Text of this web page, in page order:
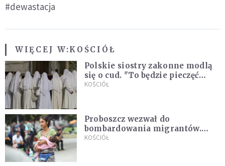
#dewastacja
WIĘCEJ W:KOŚCIÓŁ
Polskie siostry zakonne modlą
się o cud. "To będzie pieczęć
Pana Boga dla naszej wiary"
KOŚCIÓŁ
Proboszcz wezwał do
bombardowania migrantów.
"Masowy ogień przeciwko
KOŚCIÓŁ